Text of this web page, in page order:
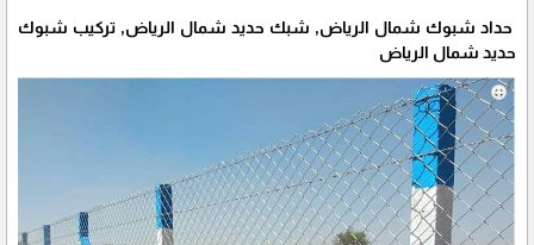
حداد شبوك شمال الرياض, شبك حديد شمال الرياض, تركيب شبوك
حديد شمال الرياض